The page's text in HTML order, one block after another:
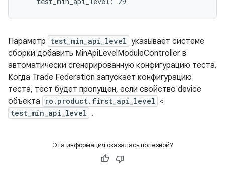
Параметр test_min_api_level указывает системе
сборки добавить MinApiLevelModuleController в
автоматически сгенерированную конфигурацию теста.
Когда Trade Federation запускает конфигурацию
теста, тест будет пропущен, если свойство device
объекта
ro.product.first_api_level <
test_min_api_level .
Эта информация оказалась полезной?